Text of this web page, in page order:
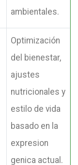
ambientales.
Optimización
del bienestar,
ajustes
nutricionales y
estilo de vida
basado en la
expresion
genica actual.